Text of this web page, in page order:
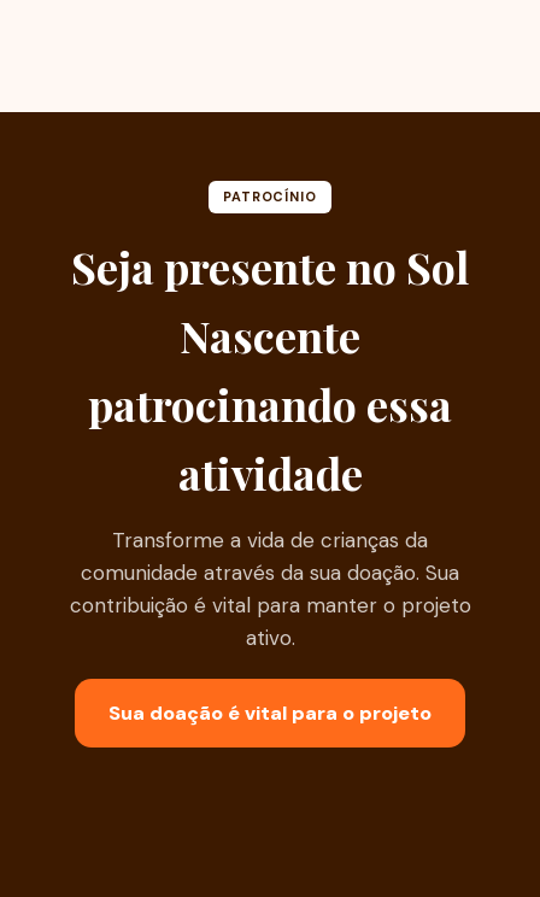
PATROCÍNIO
Seja presente no Sol
Nascente
patrocinando essa
atividade
Transforme a vida de crianças da
comunidade através da sua doação. Sua
contribuição é vital para manter o projeto
ativo.
Sua doação é vital para o projeto